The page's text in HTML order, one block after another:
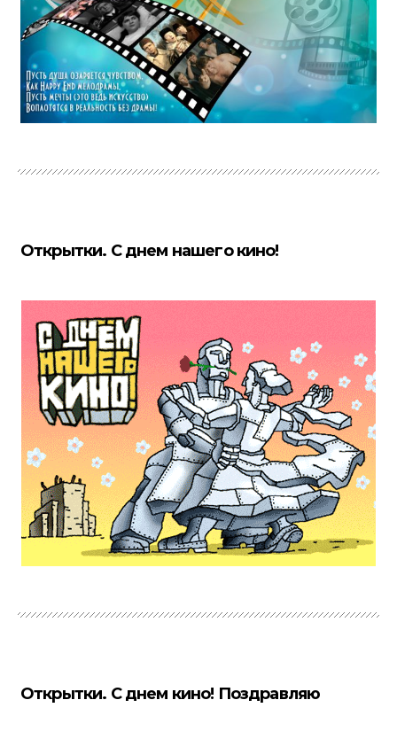
Открытки. С днем нашего кино!
Открытки. С днем кино! Поздравляю